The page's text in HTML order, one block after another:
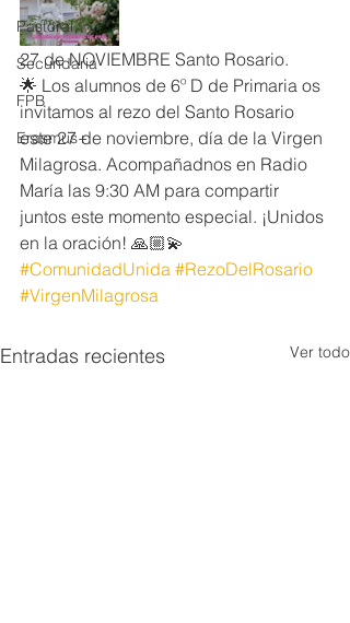
Pastoral
Secundaria
FPB
Erasmus+
27 de NOVIEMBRE Santo Rosario.
🌟 Los alumnos de 6º D de Primaria os
invitamos al rezo del Santo Rosario
este 27 de noviembre, día de la Virgen
Milagrosa. Acompañadnos en Radio
María las 9:30 AM para compartir
juntos este momento especial. ¡Unidos
en la oración! 🙏🏼💫
#ComunidadUnida #RezoDelRosario
#VirgenMilagrosa
Entradas recientes Ver todo